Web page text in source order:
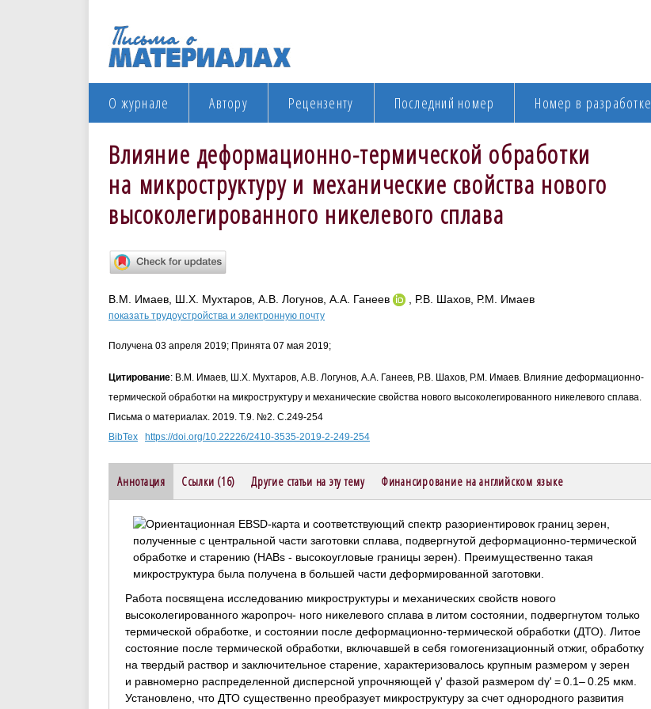
О журнале Автору Рецензенту Последний номер Номер в разработке
Влияние деформационно-термической обработки
на микроструктуру и механические свойства нового
высоколегированного никелевого сплава
В.М. Имаев, Ш.Х. Мухтаров, А.В. Логунов, А.А. Ганеев , Р.В. Шахов, Р.М. Имаев
показать трудоустройства и электронную почту
Получена 03 апреля 2019; Принята 07 мая 2019;
Цитирование: В.М. Имаев, Ш.Х. Мухтаров, А.В. Логунов, А.А. Ганеев, Р.В. Шахов, Р.М. Имаев. Влияние деформационно-
термической обработки на микроструктуру и механические свойства нового высоколегированного никелевого сплава.
Письма о материалах. 2019. Т.9. №2. С.249-254
BibTex
https://doi.org/10.22226/2410-3535-2019-2-249-254
Аннотация Ссылки (16) Другие статьи на эту тему Финансирование на английском языке
Работа посвящена исследованию микроструктуры и механических свойств нового
высоколегированного жаропроч- ного никелевого сплава в литом состоянии, подвергнутом только
термической обработке, и состоянии после деформационно-термической обработки (ДТО). Литое
состояние после термической обработки, включавшей в себя гомогенизационный отжиг, обработку
на твердый раствор и заключительное старение, характеризовалось крупным размером γ зерен
и равномерно распределенной дисперсной упрочняющей γ' фазой размером dγ' = 0.1– 0.25 мкм.
Установлено, что ДТО существенно преобразует микроструктуру за счет однородного развития